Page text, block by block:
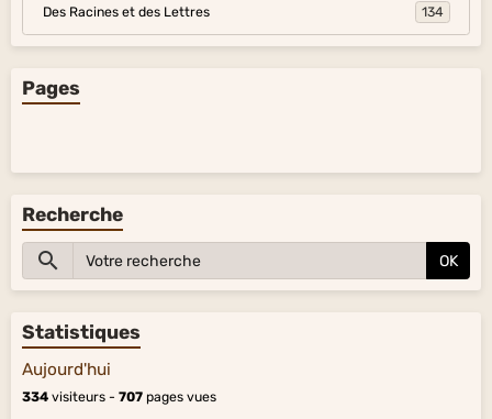
Des Racines et des Lettres 134
Pages
Recherche
OK
Statistiques
Aujourd'hui
334 visiteurs - 707 pages vues